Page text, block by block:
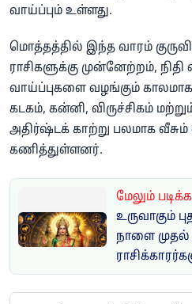
வாய்ப்பும் உள்ளது.
மொத்தத்தில் இந்த வாரம்
ராசிகளுக்கு முன்னேற்றம், நிதி
வாய்ப்புகளை வழங்கும் காலமாக
கடகம், கன்னி, விருச்சிகம்
அதிர்ஷ்டக் காற்று பலமாக
கணித்துள்ளனர்.
மேலும்
உருவாகும்
நாளை